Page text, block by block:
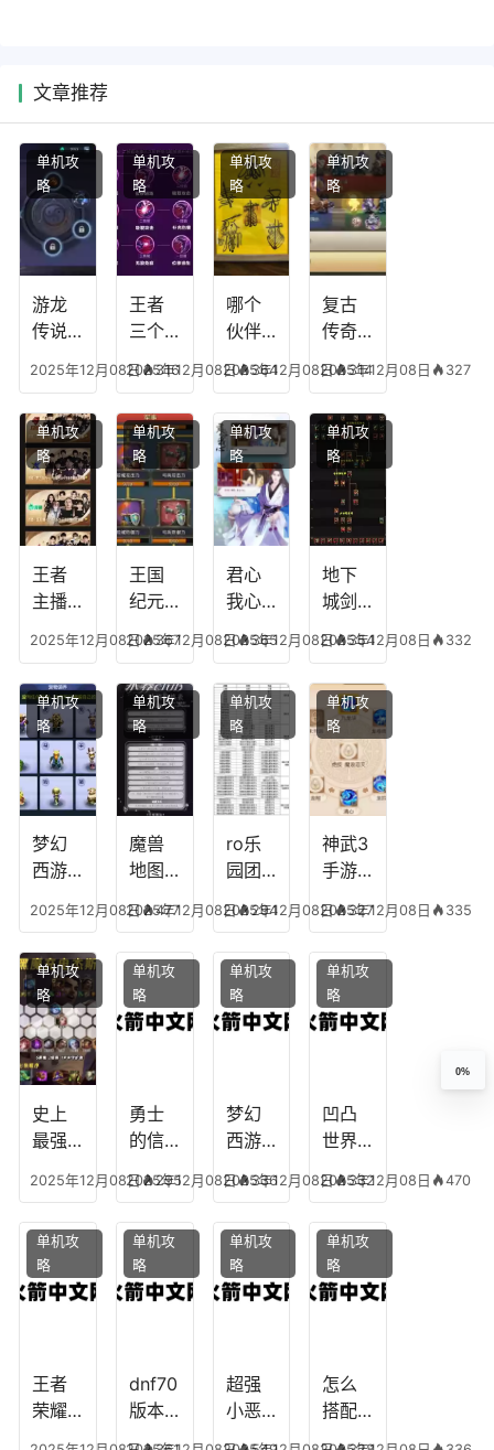
文章推荐
游龙
传说
能，
游龙
传说
多少
级能
挖矿
2025年12月08日 316
单机攻
略
王者
三个
加
点，
王者
技能
可以
放三
个是
什么
模式
2025年12月08日 364
单机攻
略
哪个
伙伴
心符
技
能，
失心
符命
中后
附加
五雷
2025年12月08日 314
单机攻
略
复古
传奇
平民
搭配
阵
容，
复古
传奇
英雄
版哪
个组
合平
2025年12月08日 327
单机攻
略
王者
主播
搭
配，
王者
最强
的主
播
2025年12月08日 367
单机攻
略
王国
纪元
搭
配，
王国
纪元
最强
2025年12月08日 365
单机攻
略
君心
我心
宫攻
略，
君心
我心
剧情
文本
2025年12月08日 354
单机攻
略
地下
城剑
能加
点
图，
地下
城剑
神用
什么
装备
2025年12月08日 332
单机攻
略
梦幻
西游
凡，
梦幻
十二
生肖
2025年12月08日 477
单机攻
略
魔兽
地图
任务
攻
略，
魔兽
世界
2025年12月08日 294
单机攻
略
ro乐
园团
附
魔，
乐园
团装
备任
2025年12月08日 327
单机攻
略
神武3
手游
辅助
技能
加
点，
神武
龙宫
怎么
2025年12月08日 335
单机攻
略
史上
最强
师阵
容搭
配，
最强
法师
2025年12月08日 295
单机攻
略
勇士
的信
物技
能，
勇士
的信
仰宠
个好
2025年12月08日 336
单机攻
略
梦幻
西游
炼丹
炉攻
略，
梦幻
西游
炉攻
略图
2025年12月08日 332
单机攻
略
凹凸
世界
全部
阵容
搭
配，
凹凸
阵容
搭配
2025年12月08日 470
单机攻
略
王者
荣耀S
单机攻
略
dnf70
版本
单机攻
略
超强
小恶
单机攻
略
怎么
搭配
单机攻
略
0%